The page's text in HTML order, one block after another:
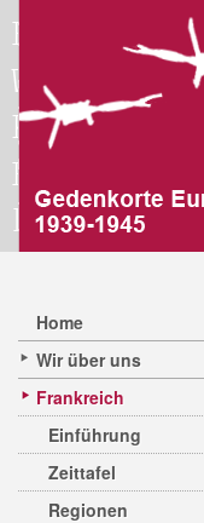
Home
Wir über uns
Frankreich
Einführung
Zeittafel
Regionen